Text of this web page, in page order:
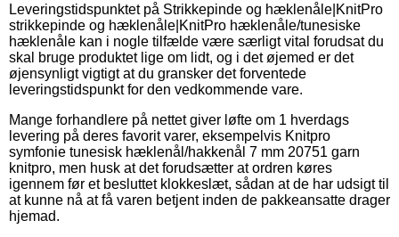
Leveringstidspunktet på Strikkepinde og hæklenåle|KnitPro
strikkepinde og hæklenåle|KnitPro hæklenåle/tunesiske
hæklenåle kan i nogle tilfælde være særligt vital forudsat du
skal bruge produktet lige om lidt, og i det øjemed er det
øjensynligt vigtigt at du gransker det forventede
leveringstidspunkt for den vedkommende vare.
Mange forhandlere på nettet giver løfte om 1 hverdags
levering på deres favorit varer, eksempelvis Knitpro
symfonie tunesisk hæklenål/hakkenål 7 mm 20751 garn
knitpro, men husk at det forudsætter at ordren køres
igennem før et besluttet klokkeslæt, sådan at de har udsigt til
at kunne nå at få varen betjent inden de pakkeansatte drager
hjemad.